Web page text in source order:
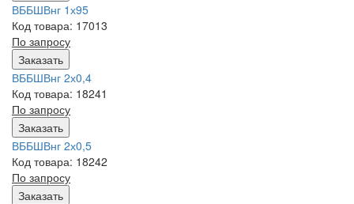
ВББШВнг 1х95
Код товара: 17013
По запросу
Заказать
ВББШВнг 2х0,4
Код товара: 18241
По запросу
Заказать
ВББШВнг 2х0,5
Код товара: 18242
По запросу
Заказать